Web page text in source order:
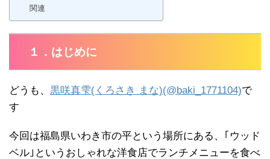
関連
１．はじめに
どうも、 黒咲真雫(くろさき まな)(@baki_1771104)で
す
今回は福島県いわき市の平という場所にある、｢ウッド
ベル｣というおしゃれな洋食店でランチメニューを食べ